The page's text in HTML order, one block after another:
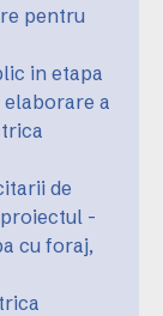
pentru
in etapa
a
de
-
cu foraj,